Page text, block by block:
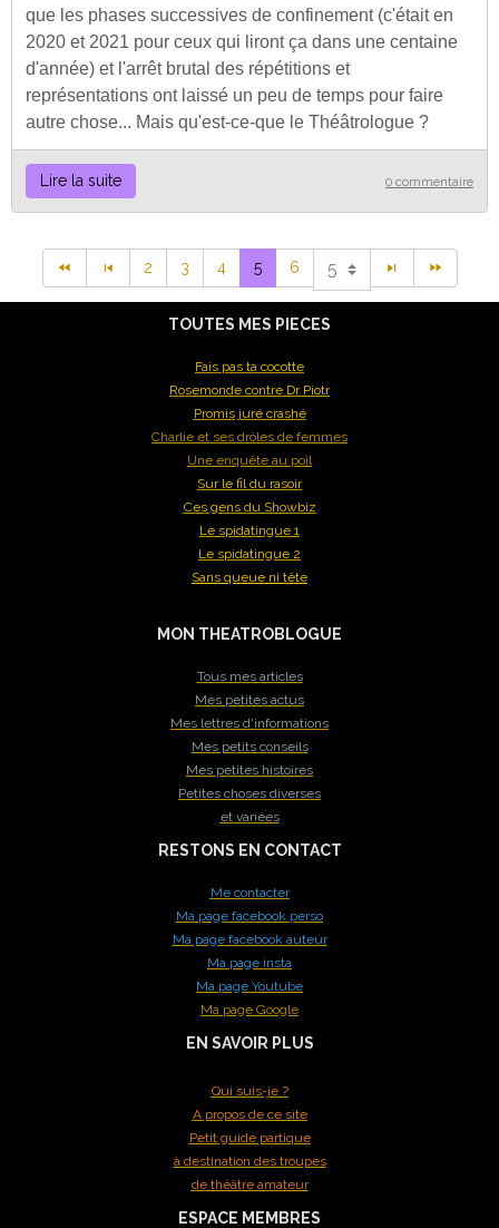
que les phases successives de confinement (c'était en
2020 et 2021 pour ceux qui liront ça dans une centaine
d'année) et l'arrêt brutal des répétitions et
représentations ont laissé un peu de temps pour faire
autre chose... Mais qu'est-ce-que le Théâtrologue ?
Lire la suite 0 commentaire
2 3 4 5 6
TOUTES MES PIECES
Fais pas ta cocotte
Rosemonde contre Dr Piotr
Promis juré crashé
Charlie et ses drôles de femmes
Une enquête au poil
Sur le fil du rasoir
Ces gens du Showbiz
Le spidatingue 1
Le spidatingue 2
Sans queue ni tête
MON THEATROBLOGUE
Tous mes articles
Mes petites actus
Mes lettres d'informations
Mes petits conseils
Mes petites histoires
Petites choses diverses
et variées
RESTONS EN CONTACT
Me contacter
Ma page facebook perso
Ma page facebook auteur
Ma page insta
Ma page Youtube
Ma page Google
EN SAVOIR PLUS
Qui suis-je ?
A propos de ce site
Petit guide partique
à destination des troupes
de théâtre amateur
ESPACE MEMBRES